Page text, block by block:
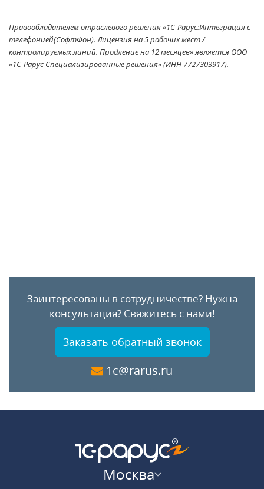
Правообладателем отраслевого решения «1С-Рарус:Интеграция с
телефонией(СофтФон). Лицензия на 5 рабочих мест /
контролируемых линий. Продление на 12 месяцев» является ООО
«1С-Рарус Специализированные решения» (ИНН 7727303917).
Заинтересованы в сотрудничестве?Нужна
консультация? Свяжитесь с нами!
Заказать обратный звонок
1c@rarus.ru
Москва